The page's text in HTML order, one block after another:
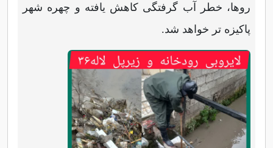
روها، خطر آب گرفتگی کاهش یافته و چهره شهر
پاکیزه تر خواهد شد.